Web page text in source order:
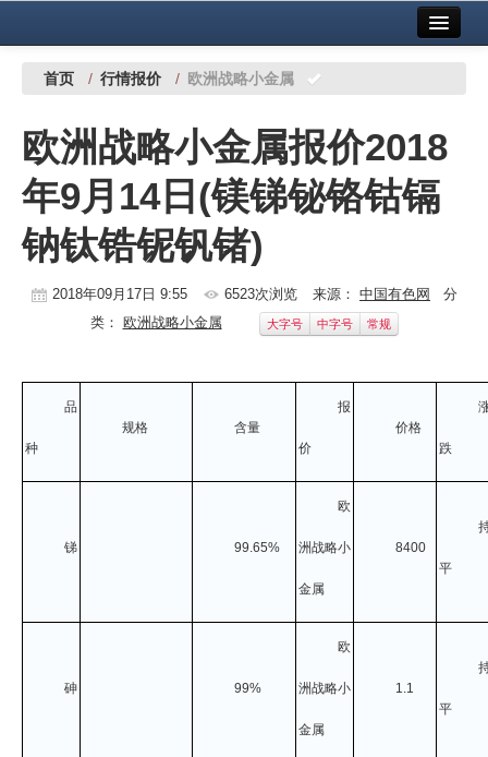
中国有色金属报社主办 广告服务
铜镍铅锌
铝
稀有稀土
有色市场
镁钛
首页 / 行情报价 / 欧洲战略小金属
欧洲战略小金属报价2018
年9月14日(镁锑铋铬钴镉
钠钛锆铌钒锗)
2018年09月17日 9:55 6523次浏览 来源： 中国有色网
分
类： 欧洲战略小金属 大字号 中字号 常规
品
种
规格 含量
报
价
价格
跌
锑 99.65%
欧
洲战略小
金属
8400
平
砷 99%
欧
洲战略小
金属
1.1
平